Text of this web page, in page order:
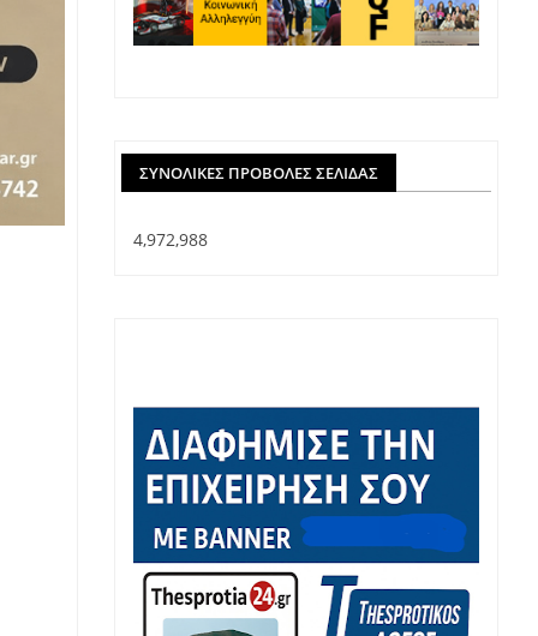
ΣΥΝΟΛΙΚΈΣ ΠΡΟΒΟΛΈΣ ΣΕΛΊΔΑΣ
4,972,988